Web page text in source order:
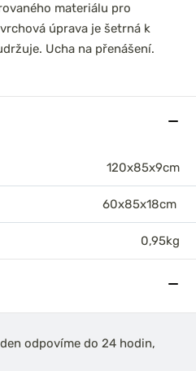
materiálu pro
úprava je šetrná k
Ucha na přenášení.
120x85x9cm
60x85x18cm
0,95kg
odpovíme do 24 hodin,